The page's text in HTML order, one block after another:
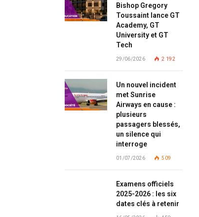
Bishop Gregory
Toussaint lance GT
Academy, GT
University et GT
Tech
29/06/2026 2 192
Un nouvel incident
met Sunrise
Airways en cause :
plusieurs
passagers blessés,
un silence qui
interroge
01/07/2026 509
Examens officiels
2025-2026 : les six
dates clés à retenir